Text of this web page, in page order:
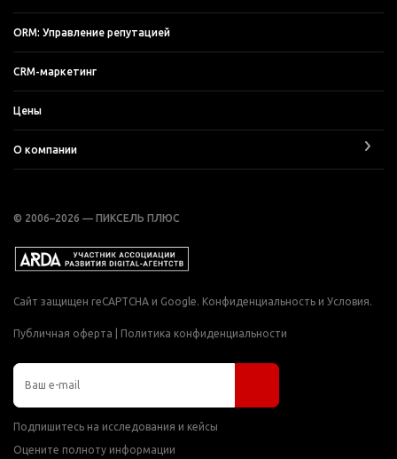
ORM: Управление репутацией
CRM-маркетинг
Цены
О компании
© 2006–2026 — ПИКСЕЛЬ ПЛЮС
Сайт защищен reCAPTCHA и Google. Конфиденциальность и Условия.
Публичная оферта Политика конфиденциальности
Подпишитесь на исследования и кейсы
Оцените полноту информации